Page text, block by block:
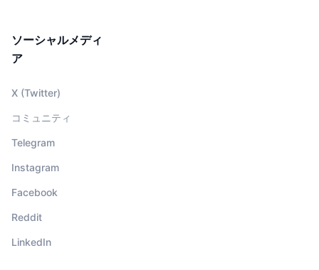
ソーシャルメディ
ア
X (Twitter)
コミュニティ
Telegram
Instagram
Facebook
Reddit
LinkedIn